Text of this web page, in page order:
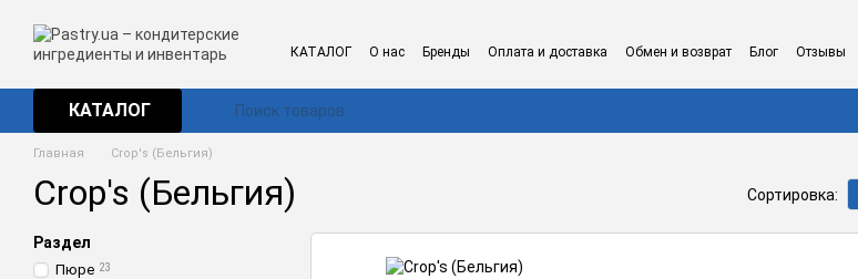
КАТАЛОГ О нас Бренды Оплата и доставка Обмен и возврат Блог Отзывы
КАТАЛОГ
Главная Crop's (Бельгия)
Crop's (Бельгия) Сортировка:
Раздел
Пюре 23